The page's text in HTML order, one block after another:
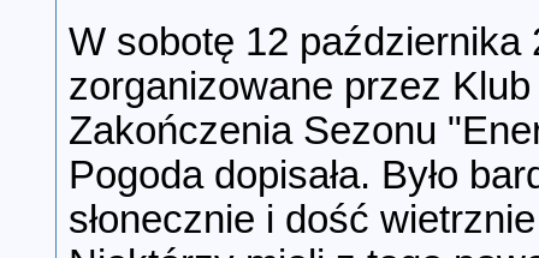
W sobotę 12 października
zorganizowane przez
Zakończenia Sezonu
Pogoda dopisała. Było
słonecznie i dość